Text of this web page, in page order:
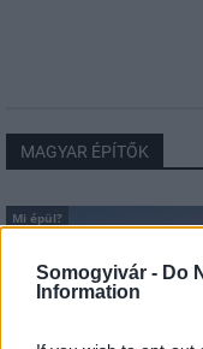
Somogyivár - Do
Information
MAGYAR ÉPÍTŐK
Mi épül?